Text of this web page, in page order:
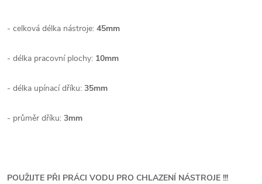
- celková délka nástroje: 45mm
- délka pracovní plochy: 10mm
- délka upínací dříku: 35mm
- průměr dříku: 3mm
POUŽIJTE PŘI PRÁCI VODU PRO CHLAZENÍ NÁSTROJE !!!